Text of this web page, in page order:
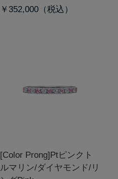
￥352,000
[Color Prong]Ptピンクト
ルマリン/ダイヤモンド/リ